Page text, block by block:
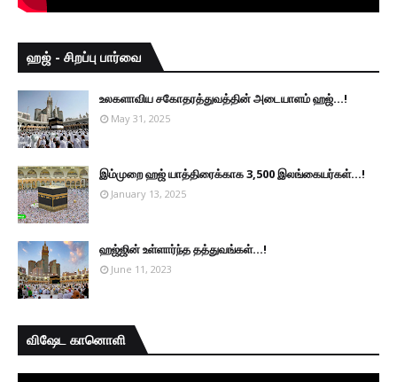
ஹஜ் - சிறப்பு பார்வை
உலகளாவிய சகோதரத்துவத்தின் அடையாளம் ஹஜ்...!
May 31, 2025
இம்முறை ஹஜ் யாத்திரைக்காக 3,500 இலங்கையர்கள்...!
January 13, 2025
ஹஜ்ஜின் உள்ளார்ந்த தத்துவங்கள்...!
June 11, 2023
விஷேட கானொளி